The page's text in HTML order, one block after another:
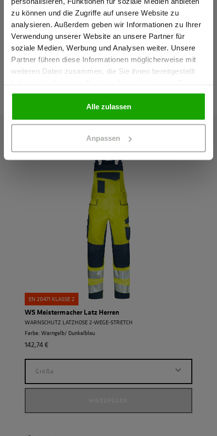
zu können und die Zugriffe auf unsere Website zu
analysieren. Außerdem geben wir Informationen zu Ihrer
Verwendung unserer Website an unsere Partner für
soziale Medien, Werbung und Analysen weiter. Unsere
Partner führen diese Informationen möglicherweise mit
weiteren Daten zusammen, die Sie ihnen bereitgestellt
gesammelt haben.
Alle zulassen
Anpassen
Material & Pflege
Passform
EN 20471 KLASSE 2
WS Meistermacher Latz Herren
WARNSCHUTZ LATZHOSE 2-WEGE-STRETCH
Farbe: Warngelb/ Dunkelblau
142,74 €
Größe
HINZUFÜGEN
Ich bestätige, dass ich Gewerbetreibender bin. Alle
Preise werden netto ausgewiesen.